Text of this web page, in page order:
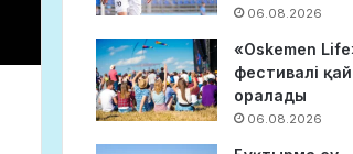
06.08.2026
«Oskemen
фестивалі
оралады
06.08.2026